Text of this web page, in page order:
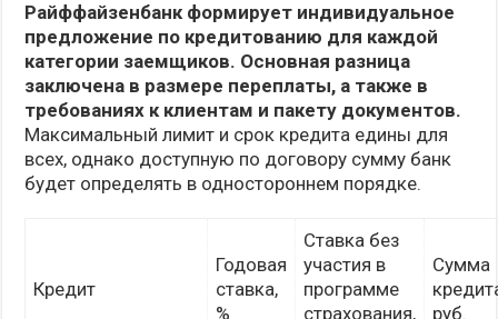
Райффайзенбанк формирует индивидуальное
предложение по кредитованию для каждой
категории заемщиков. Основная разница
заключена в размере переплаты, а также в
требованиях к клиентам и пакету документов.
Максимальный лимит и срок кредита едины для
всех, однако доступную по договору сумму банк
будет определять в одностороннем порядке.
Кредит
Годовая
ставка,
%
Ставка без
участия в
программе
страхования,
Сумма
руб.